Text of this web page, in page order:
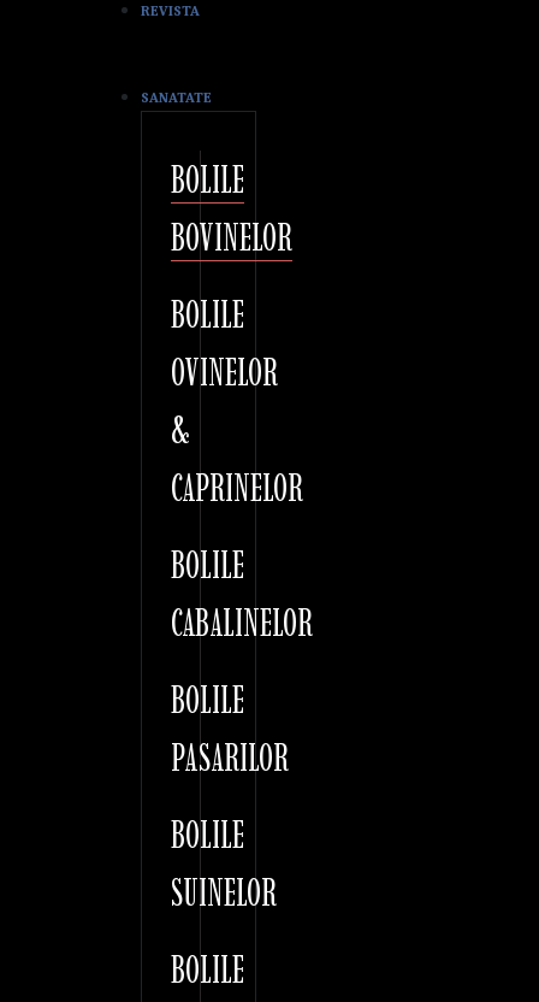
REVISTA
SANATATE
BOLILE
BOVINELOR
BOLILE
OVINELOR
&
CAPRINELOR
BOLILE
CABALINELOR
BOLILE
PASARILOR
BOLILE
SUINELOR
BOLILE